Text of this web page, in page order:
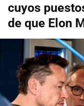
cuyos
de que Elon